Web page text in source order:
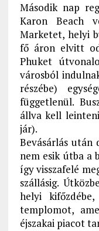
Második nap
Karon Beach
Marketet, helyi
fő áron elvitt
Phuket
városból
részébe)
függetlenül.
állva kell
jár).
Bevásárlás
nem esik útba a
így visszafelé
szállásig.
helyi
templomot,
éjszakai piacot